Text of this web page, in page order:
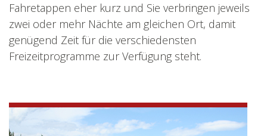
Fahretappen eher kurz und Sie verbringen jeweils
zwei oder mehr Nächte am gleichen Ort, damit
genügend Zeit für die verschiedensten
Freizeitprogramme zur Verfügung steht.